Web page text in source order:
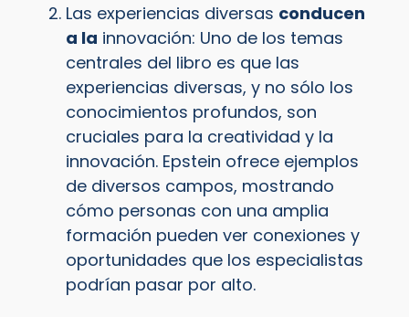
Las experiencias diversas conducen
a la innovación: Uno de los temas
centrales del libro es que las
experiencias diversas, y no sólo los
conocimientos profundos, son
cruciales para la creatividad y la
innovación. Epstein ofrece ejemplos
de diversos campos, mostrando
cómo personas con una amplia
formación pueden ver conexiones y
oportunidades que los especialistas
podrían pasar por alto.